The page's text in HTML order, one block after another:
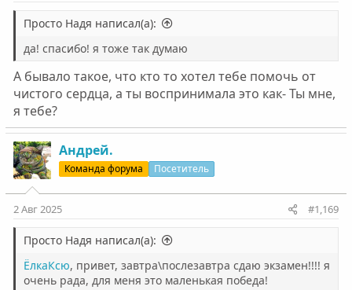
Просто Надя написал(а):
да! спасибо! я тоже так думаю
А бывало такое, что кто то хотел тебе помочь от
чистого сердца, а ты воспринимала это как- Ты мне,
я тебе?
Андрей.
Команда форума Посетитель
2 Авг 2025 #1,169
Просто Надя написал(а):
ЁлкаКсю, привет, завтра\послезавтра сдаю экзамен!!!! я
очень рада, для меня это маленькая победа!